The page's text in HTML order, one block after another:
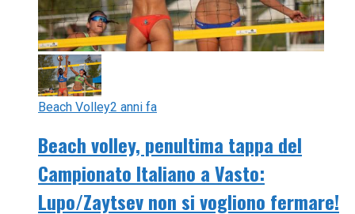
Beach Volley2 anni fa
Beach volley, penultima tappa del
Campionato Italiano a Vasto:
Lupo/Zaytsev non si vogliono fermare!